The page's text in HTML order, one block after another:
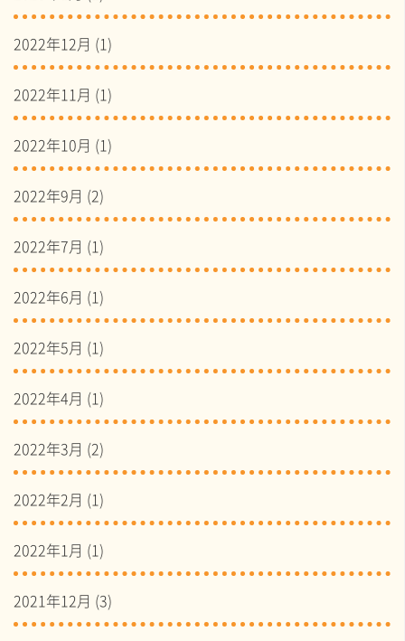
2022年12月 (1)
2022年11月 (1)
2022年10月 (1)
2022年9月 (2)
2022年7月 (1)
2022年6月 (1)
2022年5月 (1)
2022年4月 (1)
2022年3月 (2)
2022年2月 (1)
2022年1月 (1)
2021年12月 (3)